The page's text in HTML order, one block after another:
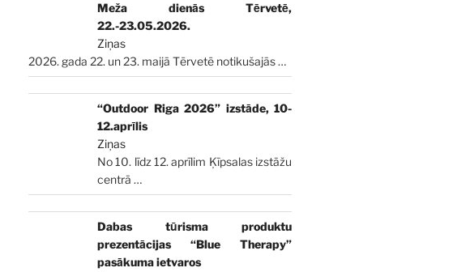
Meža dienās Tērvetē,
22.-23.05.2026.
Ziņas
2026. gada 22. un 23. maijā Tērvetē notikušajās…
“Outdoor Riga 2026” izstāde, 10-
12.aprīlis
Ziņas
No 10. līdz 12. aprīlim Ķīpsalas izstāžu
centrā…
Dabas tūrisma produktu
prezentācijas “Blue Therapy”
pasākuma ietvaros